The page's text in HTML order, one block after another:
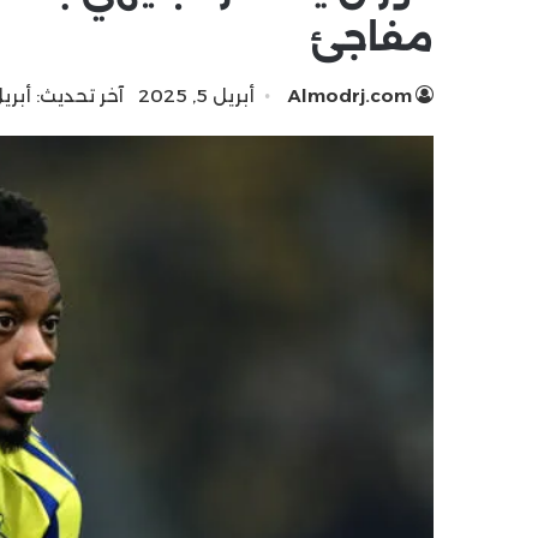
مفاجئ
Almodrj.com أبريل 5, 2025 آخر تحديث: أبريل 5,